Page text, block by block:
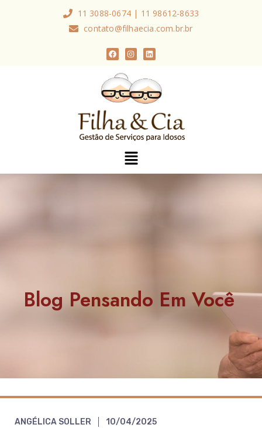
11 3088-0674 | 11 98612-8633
contato@filhaecia.com.br.br
Blog Pensando Em Você
ANGÉLICA SOLLER 10/04/2025